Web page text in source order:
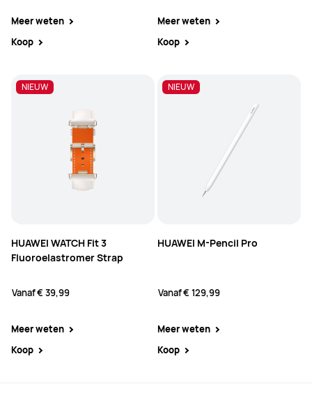
Meer weten
Koop
Meer weten
Koop
NIEUW NIEUW
HUAWEI WATCH Fit 3
Fluoroelastromer Strap
Vanaf€ 39,99
Meer weten
Koop
NIEUW
HUAWEI M-Pencil Pro
Vanaf€ 129,99
Meer weten
Koop